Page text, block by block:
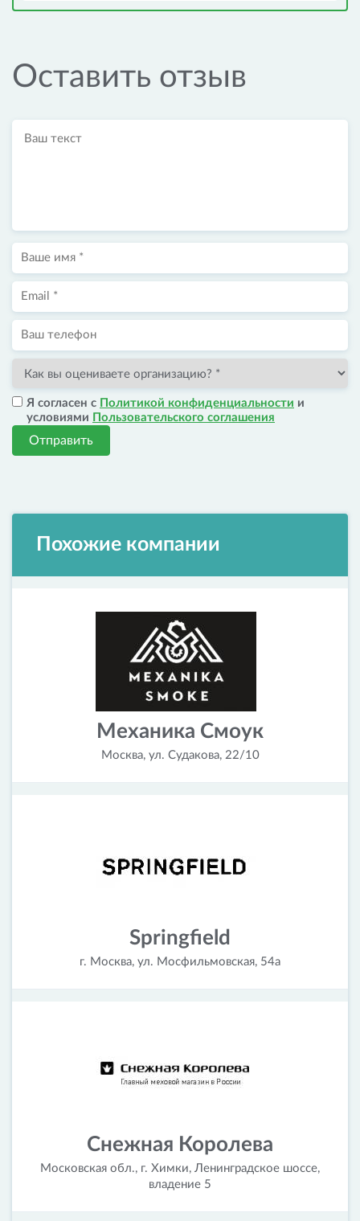
Оставить отзыв
Я согласен с Политикой конфиденциальности и
условиями Пользовательского соглашения
Отправить
Похожие компании
Механика Смоук
Москва, ул. Судакова, 22/10
Springfield
г. Москва, ул. Мосфильмовская, 54а
Снежная Королева
Московская обл., г. Химки, Ленинградское шоссе,
владение 5